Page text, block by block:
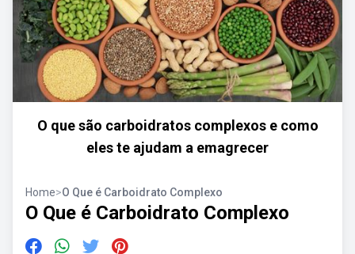
O que são carboidratos complexos e como
eles te ajudam a emagrecer
Home>O Que é Carboidrato Complexo
O Que é Carboidrato Complexo